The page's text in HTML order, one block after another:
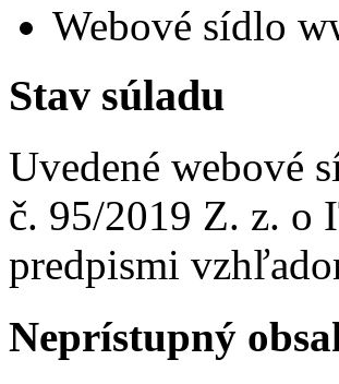
Webové sídlo
Stav súladu
Uvedené webové
č. 95/2019 Z. z. o
predpismi
Neprístupný